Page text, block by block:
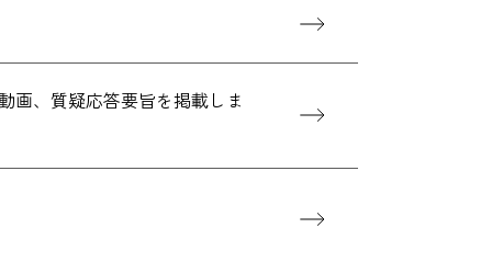
画、質疑応答要旨を掲載しま